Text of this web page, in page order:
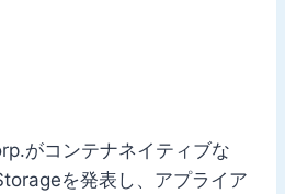
がコンテナネイティブな
を発表し、アプライア